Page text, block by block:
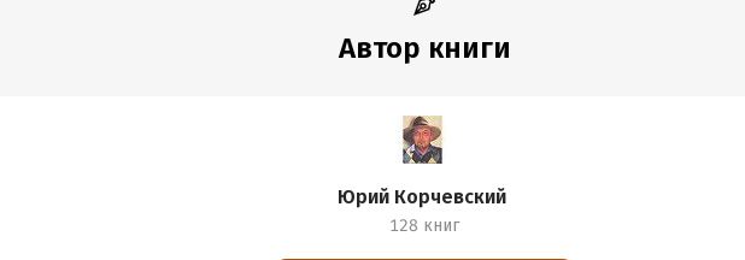
Автор книги
Юрий Корчевский
128 книг